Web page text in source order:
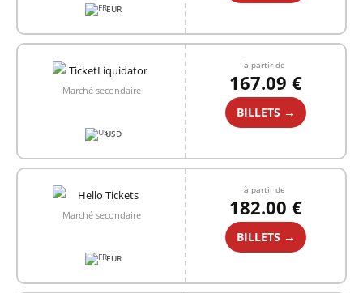
EUR
Marché secondaire
USD
à partir de
167.09 €
BILLETS →
Marché secondaire
EUR
à partir de
182.00 €
BILLETS →